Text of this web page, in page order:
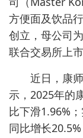
方便面及饮品
创立，母公司
联合交易所上
近日，康
示，2025年的
比下滑1.96%
同比增长